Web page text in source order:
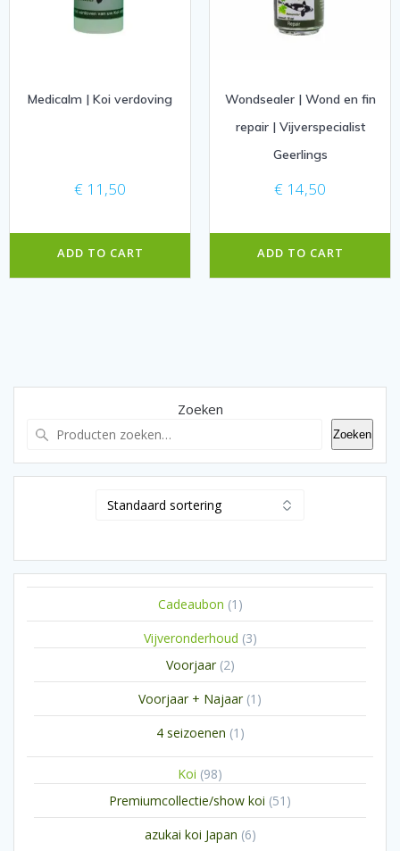
Medicalm | Koi verdoving
€ 11,50
ADD TO CART
Wondsealer | Wond en fin
repair | Vijverspecialist
Geerlings
€ 14,50
ADD TO CART
Zoeken
Zoeken
Cadeaubon 1 1
product
Vijveronderhoud 33
Voorjaar 22
producten
Voorjaar + Najaar 1 1
product
4 seizoenen 1 1
Koi 9898
producten
Premiumcollectie/show koi 51 51
producten
azukai koi Japan 66